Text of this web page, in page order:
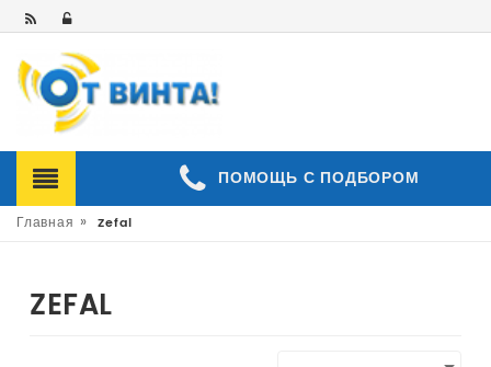
ПОМОЩЬ С ПОДБОРОМ
Главная » Zefal
ZEFAL